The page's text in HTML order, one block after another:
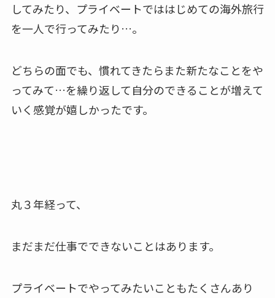
してみたり、プライベートでははじめての海外旅行
を一人で行ってみたり…。
どちらの面でも、慣れてきたらまた新たなことをや
ってみて…を繰り返して自分のできることが増えて
いく感覚が嬉しかったです。
丸３年経って、
まだまだ仕事でできないことはあります。
プライベートでやってみたいこともたくさんあり